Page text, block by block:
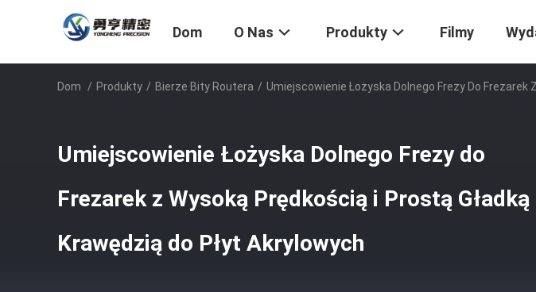
Dom O Nas Produkty Filmy
Dom / Produkty / Bierze Bity Routera / Umiejscowienie Łożyska Dolnego Frezy Do Frezarek
Umiejscowienie Łożyska Dolnego Frezy do
Frezarek z Wysoką Prędkością i Prostą Gładką
Krawędzią do Płyt Akrylowych